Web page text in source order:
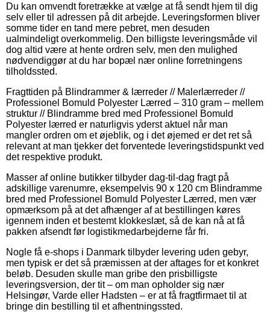
Du kan omvendt foretrække at vælge at få sendt hjem til dig
selv eller til adressen på dit arbejde. Leveringsformen bliver
somme tider en tand mere pebret, men desuden
ualmindeligt overkommelig. Den billigste leveringsmåde vil
dog altid være at hente ordren selv, men den mulighed
nødvendiggør at du har bopæl nær online forretningens
tilholdssted.
Fragttiden på Blindrammer & lærreder // Malerlærreder //
Professionel Bomuld Polyester Lærred – 310 gram – mellem
struktur // Blindramme bred med Professionel Bomuld
Polyester lærred er naturligvis yderst aktuel når man
mangler ordren om et øjeblik, og i det øjemed er det ret så
relevant at man tjekker det forventede leveringstidspunkt ved
det respektive produkt.
Masser af online butikker tilbyder dag-til-dag fragt på
adskillige varenumre, eksempelvis 90 x 120 cm Blindramme
bred med Professionel Bomuld Polyester Lærred, men vær
opmærksom på at det afhænger af at bestillingen køres
igennem inden et bestemt klokkeslæt, så de kan nå at få
pakken afsendt før logistikmedarbejderne får fri.
Nogle få e-shops i Danmark tilbyder levering uden gebyr,
men typisk er det så præmissen at der aftages for et konkret
beløb. Desuden skulle man gribe den prisbilligste
leveringsversion, der tit – om man opholder sig nær
Helsingør, Varde eller Hadsten – er at få fragtfirmaet til at
bringe din bestilling til et afhentningssted.